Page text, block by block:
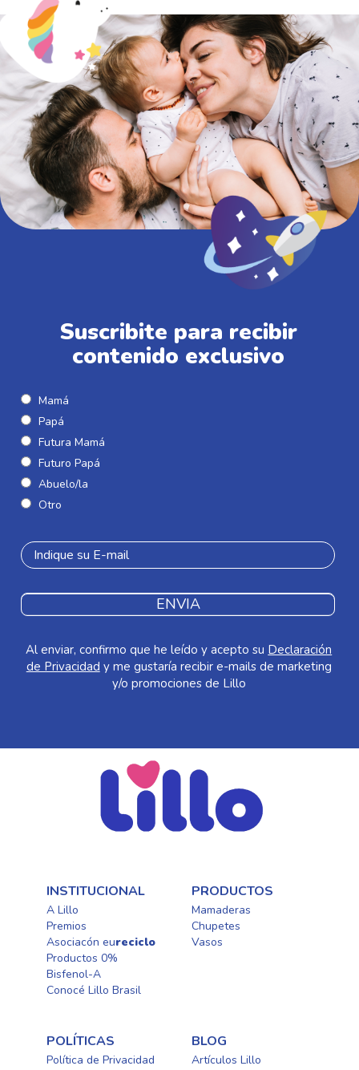
Suscribite para recibir
contenido exclusivo
Mamá
Papá
Futura Mamá
Futuro Papá
Abuelo/la
Otro
ENVIA
Al enviar, confirmo que he leído y acepto su Declaración
de Privacidad y me gustaría recibir e-mails de marketing
y/o promociones de Lillo
INSTITUCIONAL
A Lillo
Premios
Asociacón eureciclo
Productos 0%
Bisfenol-A
Conocé Lillo Brasil
PRODUCTOS
Mamaderas
Chupetes
Vasos
POLÍTICAS
Política de Privacidad
BLOG
Artículos Lillo